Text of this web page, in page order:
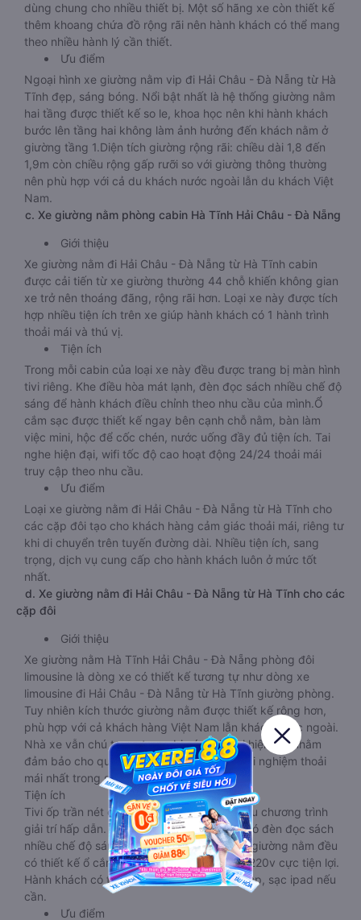
dùng chung cho nhiều thiết bị. Một số hãng xe còn thiết kế
thêm khoang chứa đồ rộng rãi nên hành khách có thể mang
theo nhiều hành lý cần thiết.
Ưu điểm
Ngoại hình xe giường nằm vip đi Hải Châu - Đà Nẵng từ Hà
Tĩnh đẹp, sáng bóng. Nổi bật nhất là hệ thống giường nằm
hai tầng được thiết kế so le, khoa học nên khi hành khách
bước lên tầng hai không làm ảnh hưởng đến khách nằm ở
giường tầng 1.Diện tích giường rộng rãi: chiều dài 1,8 đến
1,9m còn chiều rộng gấp rưỡi so với giường thông thường
nên phù hợp với cả du khách nước ngoài lẫn du khách Việt
Nam.
c. Xe giường nằm phòng cabin Hà Tĩnh Hải Châu - Đà Nẵng
Giới thiệu
Xe giường nằm đi Hải Châu - Đà Nẵng từ Hà Tĩnh cabin
được cải tiến từ xe giường thường 44 chỗ khiến không gian
xe trở nên thoáng đãng, rộng rãi hơn. Loại xe này được tích
hợp nhiều tiện ích trên xe giúp hành khách có 1 hành trình
thoải mái và thú vị.
Tiện ích
Trong mỗi cabin của loại xe này đều được trang bị màn hình
tivi riêng. Khe điều hòa mát lạnh, đèn đọc sách nhiều chế độ
sáng để hành khách điều chỉnh theo nhu cầu của mình.Ổ
cắm sạc được thiết kế ngay bên cạnh chỗ nằm, bàn làm
việc mini, hộc để cốc chén, nước uống đầy đủ tiện ích. Tai
nghe hiện đại, wifi tốc độ cao hoạt động 24/24 thoải mái
truy cập theo nhu cầu.
Ưu điểm
Loại xe giường nằm đi Hải Châu - Đà Nẵng từ Hà Tĩnh cho
các cặp đôi tạo cho khách hàng cảm giác thoải mái, riêng tư
khi di chuyển trên tuyến đường dài. Nhiều tiện ích, sang
trọng, dịch vụ cung cấp cho hành khách luôn ở mức tốt
nhất.
d. Xe giường nằm đi Hải Châu - Đà Nẵng từ Hà Tĩnh cho các
cặp đôi
Giới thiệu
Xe giường nằm Hà Tĩnh Hải Châu - Đà Nẵng phòng đôi
limousine là dòng xe có thiết kế tương tự như dòng xe
limousine đi Hải Châu - Đà Nẵng từ Hà Tĩnh giường phòng.
Tuy nhiên kích thước giường nằm được thiết kế rộng hơn,
phù hợp với cả khách hàng Việt Nam lẫn khách nước ngoài.
Nhà xe vẫn chú trọng trang bị các thiết bị hiện đại nhằm
đảm bảo cho quý khách hàng có những trải nghiệm thoải
mái nhất trong suốt chuyến đi.
Tiện ích
Tivi ốp trần nét cứng, đầu HD tích hợp nhiều chương trình
giải trí hấp dẫn. Trong phòng có tai nghe, có đèn đọc sách
nhiều chế độ sáng, wifi tốc độ cao. Tại mỗi giường nằm đều
có thiết kế ổ cắm sạc đa năng nguồn điện 220v cực tiện lợi.
Hành khách có thể sạc điện thoại, sạc laptop, sạc ipad nếu
cần.
Ưu điểm